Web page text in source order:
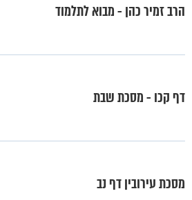
הרב זמיר כהן - מבוא לתלמוד
דף קכו - מסכת שבת
מסכת עירובין דף נב